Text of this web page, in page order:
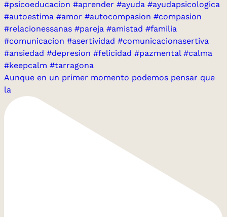
Aunque en un primer momento podemos pensar que
la